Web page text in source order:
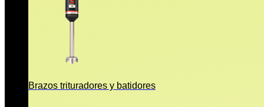
Brazos trituradores y batidores